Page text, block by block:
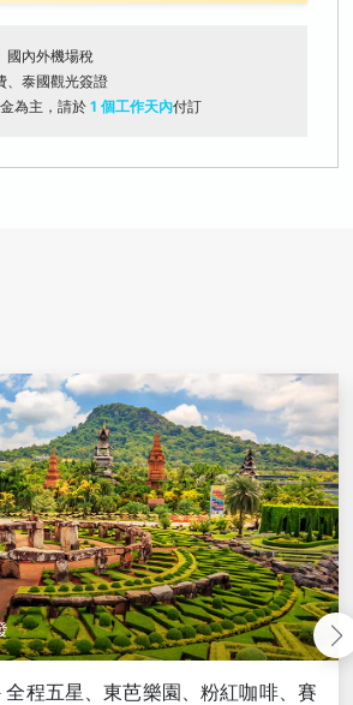
國內外機場稅
、泰國觀光簽證
為主，請於 1 個工作天內付訂
程五星、東芭樂園、粉紅咖啡、賽